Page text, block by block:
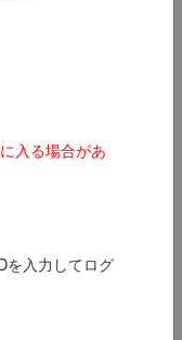
入る場合があ
を入力してログ